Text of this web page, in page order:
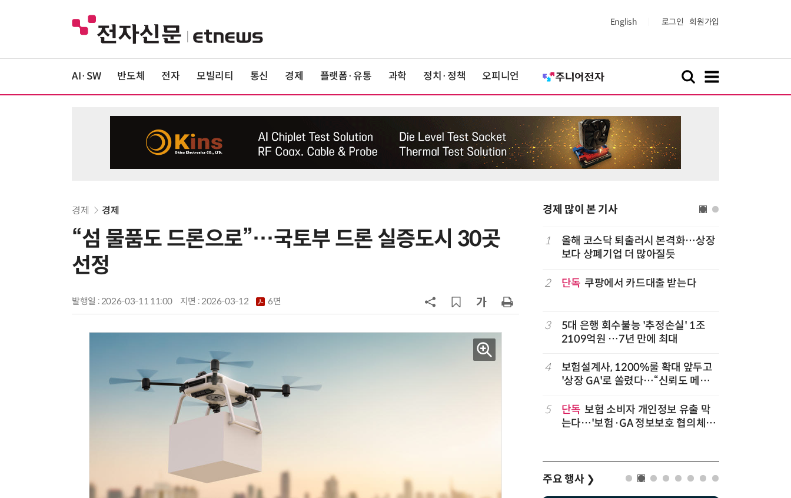
English 로그인 회원가입
AI·SW 반도체 전자 모빌리티 통신 경제 플랫폼·유통 과학 정치·정책 오피니언
경제 경제
“섬 물품도 드론으로”…국토부 드론 실증도시 30곳
선정
발행일 : 2026-03-11 11:00 지면 :2026-03-12 6면
경제 많이 본 기사
6
LG 엑사원, 中企 제조현장 '전파'…
전자, 美 B2B 구독 시동
1
올해 코스닥 퇴출러시 본격화…상장
보다 상폐기업 더 많아질듯
2 단독 쿠팡에서 카드대출 받는다
3
5대 은행 회수불능 '추정손실' 1조
2109억원 …7년 만에 최대
4
보험설계사, 1200%룰 확대 앞두고
'상장 GA'로 쏠렸다…“신뢰도 메리
5
단독 보험 소비자 개인정보 유출 막
는다…'보험·GA 정보보호 협의체'
주요 행사 ❯